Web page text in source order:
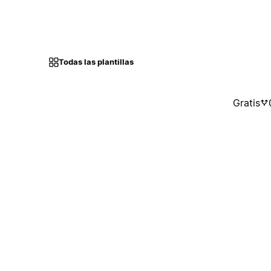
Todas las plantillas
Gratis